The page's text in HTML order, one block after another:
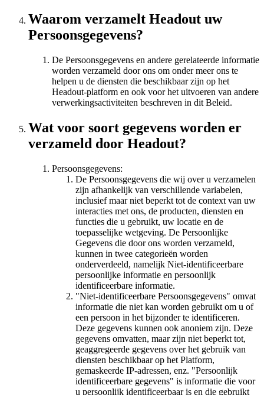
Waarom verzamelt Headout uw
Persoonsgegevens?
De Persoonsgegevens en andere gerelateerde informatie
worden verzameld door ons om onder meer ons te
helpen u de diensten die beschikbaar zijn op het
Headout-platform en ook voor het uitvoeren van andere
verwerkingsactiviteiten beschreven in dit Beleid.
Wat voor soort gegevens worden er
verzameld door Headout?
Persoonsgegevens:
De Persoonsgegevens die wij over u verzamelen
zijn afhankelijk van verschillende variabelen,
inclusief maar niet beperkt tot de context van uw
interacties met ons, de producten, diensten en
functies die u gebruikt, uw locatie en de
toepasselijke wetgeving. De Persoonlijke
Gegevens die door ons worden verzameld,
kunnen in twee categorieën worden
onderverdeeld, namelijk Niet-identificeerbare
persoonlijke informatie en persoonlijk
identificeerbare informatie.
"Niet-identificeerbare Persoonsgegevens" omvat
informatie die niet kan worden gebruikt om u of
een persoon in het bijzonder te identificeren.
Deze gegevens kunnen ook anoniem zijn. Deze
gegevens omvatten, maar zijn niet beperkt tot,
geaggregeerde gegevens over het gebruik van
diensten beschikbaar op het Platform,
gemaskeerde IP-adressen, enz. "Persoonlijk
identificeerbare gegevens" is informatie die voor
u persoonlijk identificeerbaar is en die gebruikt